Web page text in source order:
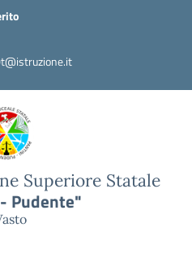
Superiore Statale
Pudente"